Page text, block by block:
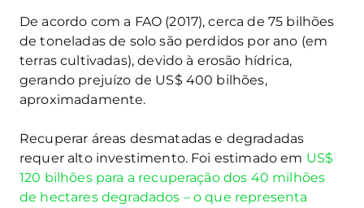
De acordo com a FAO (2017), cerca de 75 bilhões
de toneladas de solo são perdidos por ano (em
terras cultivadas), devido à erosão hídrica,
gerando prejuízo de US$ 400 bilhões,
aproximadamente.
Recuperar áreas desmatadas e degradadas
requer alto investimento. Foi estimado em US$
120 bilhões para a recuperação dos 40 milhões
de hectares degradados – o que representa